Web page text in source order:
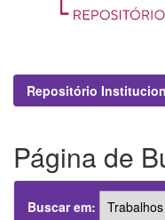
Repositório
Página de
Buscar em: